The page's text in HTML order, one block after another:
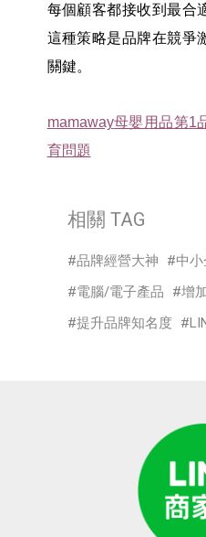
每個顧客都接收到最合
這種策略是品牌在競爭
關鍵。
mamaway母嬰用品第1
育問題
相關 TAG
品牌經營大神
中
電腦/電子產品
增
提升品牌知名度